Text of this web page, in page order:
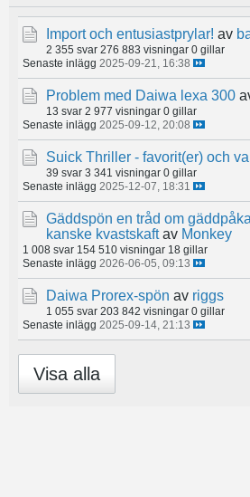
Import och entusiastprylar! av
2 355 svar 276 883 visningar 0 gillar
Senaste inlägg 2025-09-21, 16:38
Problem med Daiwa lexa 300
13 svar 2 977 visningar 0 gillar
Senaste inlägg 2025-09-12, 20:08
Suick Thriller - favorit(er) och
39 svar 3 341 visningar 0 gillar
Senaste inlägg 2025-12-07, 18:31
Gäddspön en tråd om
kanske kvastskaft av Monkey
1 008 svar 154 510 visningar 18 gillar
Senaste inlägg 2026-06-05, 09:13
Daiwa Prorex-spön av riggs
1 055 svar 203 842 visningar 0 gillar
Senaste inlägg 2025-09-14, 21:13
Visa alla